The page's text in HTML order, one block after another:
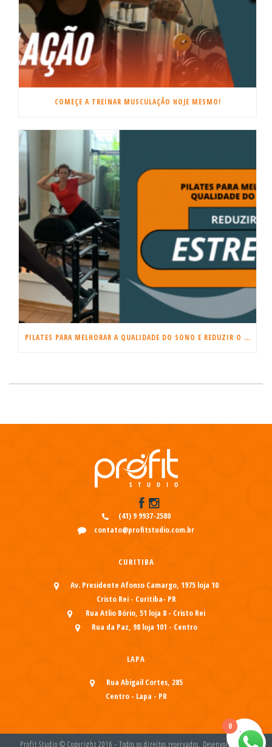
COMEÇE A TREINAR MUSCULAÇÃO HOJE MESMO!
PILATES PARA MELHORAR A QUALIDADE DO SONO E REDUZIR O ESTRESSE
(41) 9 9937-2580
contato@profitstudio.com.br
CURITIBA
Av. Presidente Afonso Camargo, 1975 loja 10
Cristo Rei - Curitiba- PR
Rua Atlio Bório, 51 loja 8 - Cristo Rei
Rua da Paz, 98 loja 101 - Centro
LAPA
Rua Abigail Cortes, 285
Centro - Lapa - PR
Profit Studio © Copyright 2016 - Todos os direitos reservados. Desenvolvido por
0